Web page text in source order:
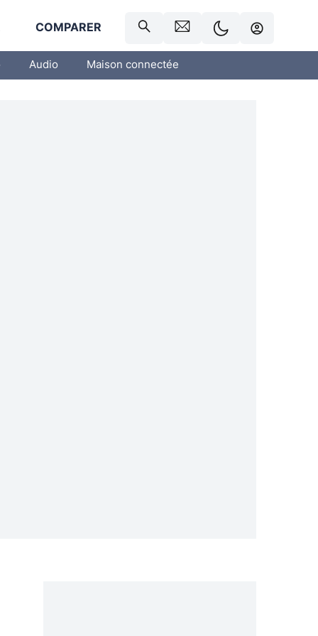
COMPARER
Audio Maison connectée